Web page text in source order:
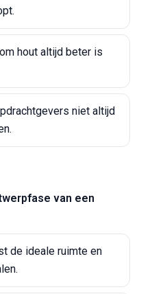
hout altijd beter is
niet altijd
van een
de ideale ruimte en